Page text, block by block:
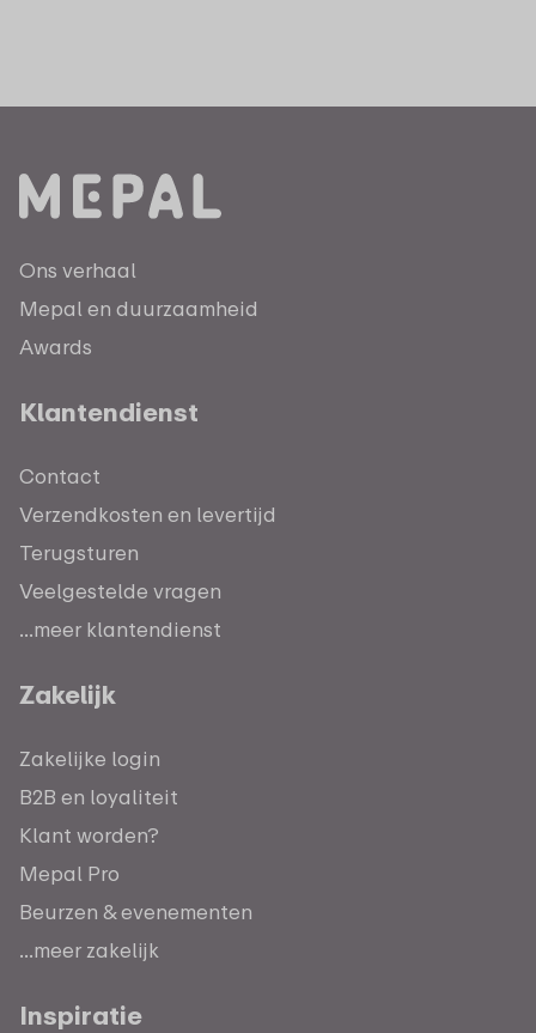
Ons verhaal
Mepal en duurzaamheid
Awards
Klantendienst
Contact
Verzendkosten en levertijd
Terugsturen
Veelgestelde vragen
...meer klantendienst
Zakelijk
Zakelijke login
B2B en loyaliteit
Klant worden?
Mepal Pro
Beurzen & evenementen
...meer zakelijk
Inspiratie